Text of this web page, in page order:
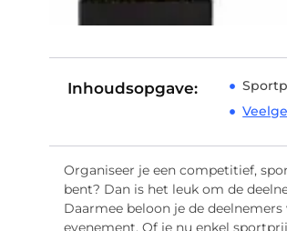
Inhoudsopgave:
Organiseer je een competitief,
bent? Dan is het leuk om de
Daarmee beloon je de
evenement. Of je nu enkel